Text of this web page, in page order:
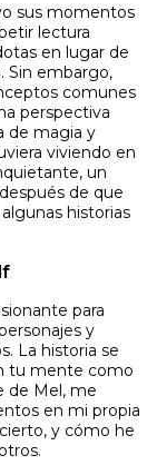
sus momentos
lectura
en lugar de
Sin embargo,
comunes
perspectiva
de magia y
viviendo en
un
de que
historias
para
y
La historia se
tu mente como
de Mel, me
en mi propia
y cómo he